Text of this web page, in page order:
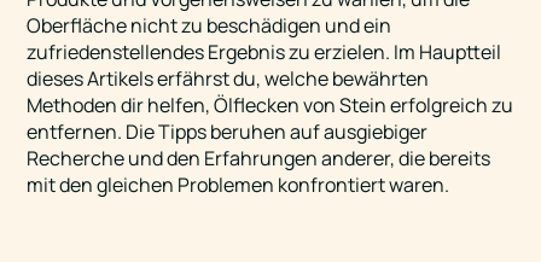
Oberfläche nicht zu beschädigen und ein
zufriedenstellendes Ergebnis zu erzielen. Im Hauptteil
dieses Artikels erfährst du, welche bewährten
Methoden dir helfen, Ölflecken von Stein erfolgreich zu
entfernen. Die Tipps beruhen auf ausgiebiger
Recherche und den Erfahrungen anderer, die bereits
mit den gleichen Problemen konfrontiert waren.